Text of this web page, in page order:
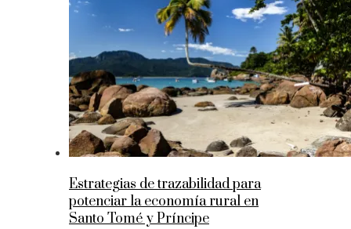
Estrategias de trazabilidad para
potenciar la economía rural en
Santo Tomé y Príncipe